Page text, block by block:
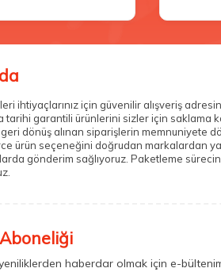
ihtiyaçlarınız için güvenilir alışveriş
tarihi garantili ürünlerini sizler için saklama
dönüş alınan siparişlerin memnuniyete
ürün seçeneğini doğrudan markalardan
gönderim sağlıyoruz. Paketleme
haberdar olmak için e-